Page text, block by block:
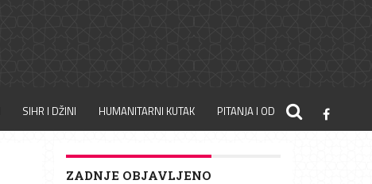
SIHR I DŽINI HUMANITARNI KUTAK PITANJA I ODGOVORI
ZADNJE OBJAVLJENO